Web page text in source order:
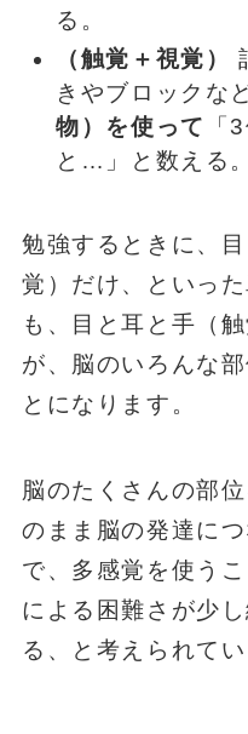
る。
（触覚＋視覚）
きやブロックな
物）を使って
「
と…」と数える。
勉強するときに、
覚）だけ、といっ
も、目と耳と手（
が、脳のいろんな
とになります。
脳のたくさんの部
のまま脳の発達に
で、多感覚を使う
による困難さが少
る、と考えられてい